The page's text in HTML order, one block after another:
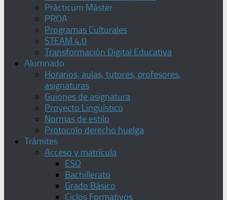
Prácticum Máster
PROA
Programas Culturales
STEAM 4.0
Transformación Digital Educativa
Alumnado
Horarios, aulas, tutores, profesores,
asignaturas
Guiones de asignatura
Proyecto Lingüístico
Normas de estilo
Protocolo derecho huelga
Trámites
Acceso y matrícula
ESO
Bachillerato
Grado Básico
Ciclos Formativos